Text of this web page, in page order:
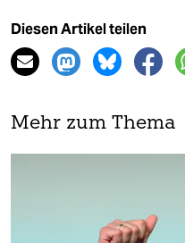
Diesen Artikel teilen
Mehr zum Thema